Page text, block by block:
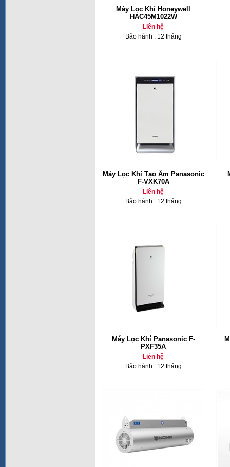
Máy Lọc Khí Honeywell
HAC45M1022W
Liên hệ
Bảo hành : 12 tháng
Máy Lọc Khí Tạo Ẩm Panasonic
F-VXK70A
Liên hệ
Bảo hành : 12 tháng
Máy Lọc Khí Panasonic F-
PXF35A
Liên hệ
Bảo hành : 12 tháng